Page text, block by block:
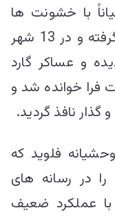
با خشونت ها
همراه بود، سرتاسر امریکا را فرا گرفته و در 13 شهر
و عساکر گارد
امنیت در 20 ایالات فرا خوانده شد و
گذار نافذ گردید.
فلوید که
را در رسانه های
با عملکرد ضعیف